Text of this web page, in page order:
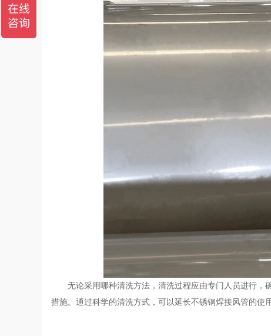
无论采用哪种清洗方法，清洗过程应由专门人员进行
措施。通过科学的清洗方式，可以延长不锈钢焊接风管的使